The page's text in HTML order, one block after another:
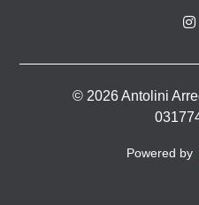
© 2026 Antolini
Powered by